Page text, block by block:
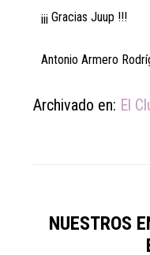
¡¡¡ Gracias Juup !!!
Antonio Armero
Archivado en: El
NUESTROS